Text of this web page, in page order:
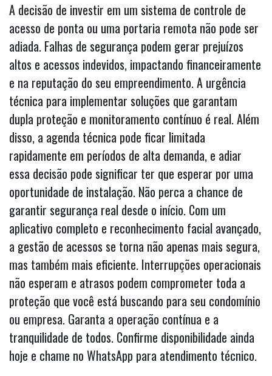
A decisão de investir em um sistema de controle de
acesso de ponta ou uma portaria remota não pode ser
adiada. Falhas de segurança podem gerar prejuízos
altos e acessos indevidos, impactando financeiramente
e na reputação do seu empreendimento. A urgência
técnica para implementar soluções que garantam
dupla proteção e monitoramento contínuo é real. Além
disso, a agenda técnica pode ficar limitada
rapidamente em períodos de alta demanda, e adiar
essa decisão pode significar ter que esperar por uma
oportunidade de instalação. Não perca a chance de
garantir segurança real desde o início. Com um
aplicativo completo e reconhecimento facial avançado,
a gestão de acessos se torna não apenas mais segura,
mas também mais eficiente. Interrupções operacionais
não esperam e atrasos podem comprometer toda a
proteção que você está buscando para seu condomínio
ou empresa. Garanta a operação contínua e a
tranquilidade de todos. Confirme disponibilidade ainda
hoje e chame no WhatsApp para atendimento técnico.